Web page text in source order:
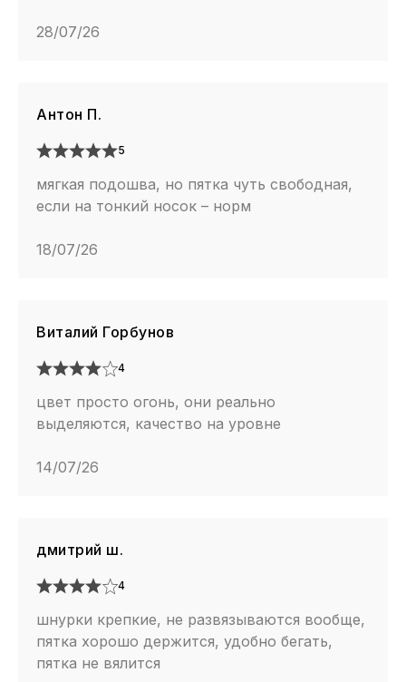
28/07/26
Антон П.
5
мягкая подошва, но пятка чуть свободная,
если на тонкий носок – норм
18/07/26
Виталий Горбунов
4
цвет просто огонь, они реально
выделяются, качество на уровне
14/07/26
дмитрий ш.
4
шнурки крепкие, не развязываются вообще,
пятка хорошо держится, удобно бегать,
пятка не вялится